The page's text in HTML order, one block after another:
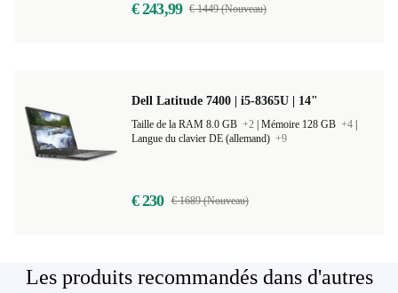
€ 243,99 € 1449 (Nouveau)
Dell Latitude 7400 | i5-8365U | 14"
Taille de la RAM 8.0 GB +2 Mémoire 128 GB +4
Langue du clavier DE (allemand) +9
€ 230 € 1689 (Nouveau)
Les produits recommandés dans d'autres